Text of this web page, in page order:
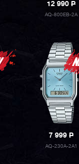
12 990P
AQ-800EB-2A
7 999P
AQ-230A-2A1